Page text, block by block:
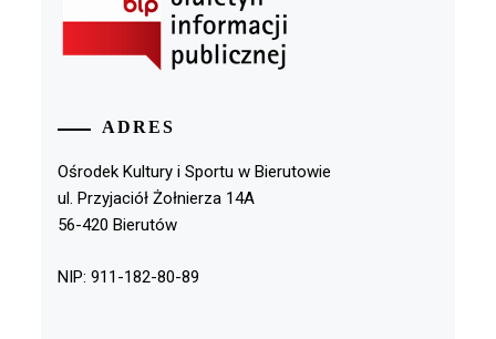
ADRES
Ośrodek Kultury i Sportu w Bierutowie
ul. Przyjaciół Żołnierza 14A
56-420 Bierutów
NIP: 911-182-80-89